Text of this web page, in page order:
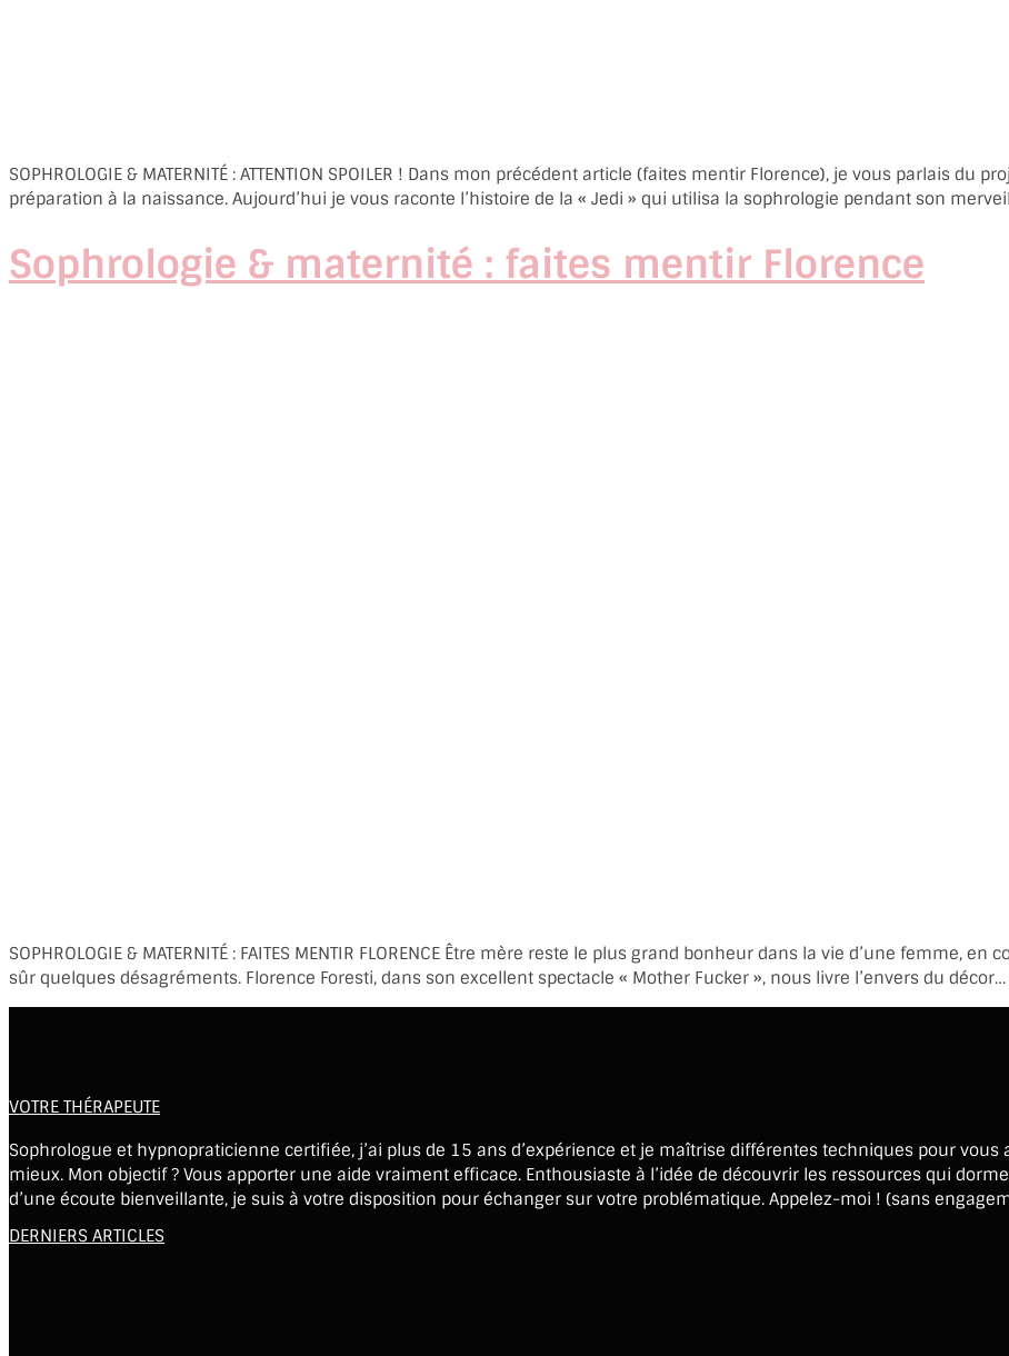
SOPHROLOGIE & MATERNITÉ : ATTENTION SPOILER ! Dans mon précédent article (faites mentir Florence), je vous parlais
préparation à la naissance. Aujourd’hui je vous raconte l’histoire de la « Jedi » qui utilisa la sophrologie pendant son
Sophrologie & maternité : faites mentir Florence
SOPHROLOGIE & MATERNITÉ : FAITES MENTIR FLORENCE Être mère reste le plus grand bonheur dans la vie d’une
sûr quelques désagréments. Florence Foresti, dans son excellent spectacle « Mother Fucker », nous livre l’envers du
VOTRE THÉRAPEUTE
Sophrologue et hypnopraticienne certifiée, j’ai plus de 15 ans d’expérience et je maîtrise différentes techniques pour vous
mieux. Mon objectif ? Vous apporter une aide vraiment efficace. Enthousiaste à l’idée de découvrir les ressources qui
d’une écoute bienveillante, je suis à votre disposition pour échanger sur votre problématique. Appelez-moi ! (sans
DERNIERS ARTICLES